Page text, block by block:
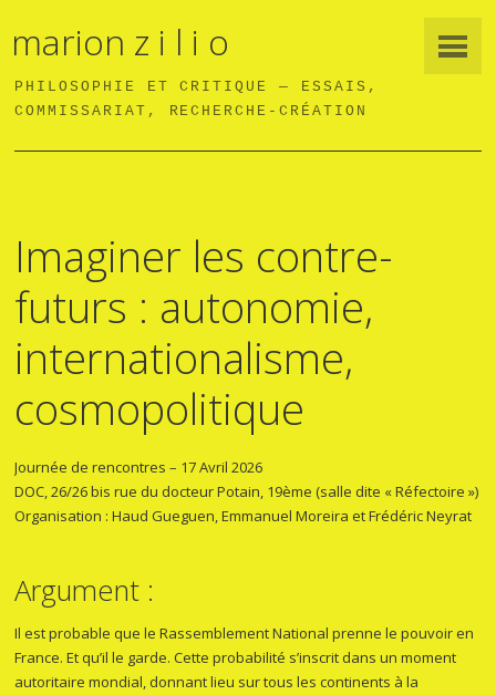
marion z i l i o
PHILOSOPHIE ET CRITIQUE — ESSAIS,
COMMISSARIAT, RECHERCHE-CRÉATION
Imaginer les contre-
futurs : autonomie,
internationalisme,
cosmopolitique
Journée de rencontres – 17 Avril 2026
DOC, 26/26 bis rue du docteur Potain, 19ème (salle dite « Réfectoire »)
Organisation : Haud Gueguen, Emmanuel Moreira et Frédéric Neyrat
Argument :
Il est probable que le Rassemblement National prenne le pouvoir en
France. Et qu’il le garde. Cette probabilité s’inscrit dans un moment
autoritaire mondial, donnant lieu sur tous les continents à la